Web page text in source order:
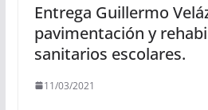
Entrega Guillermo
pavimentación y
sanitarios escolares.
11/03/2021